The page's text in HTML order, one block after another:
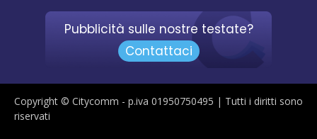
Pubblicità sulle nostre testate?
Contattaci
Copyright © Citycomm - p.iva 01950750495 | Tutti i diritti sono
riservati